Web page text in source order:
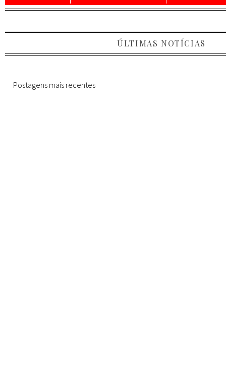
ÚLTIMAS NOTÍCIAS
Postagens mais recentes